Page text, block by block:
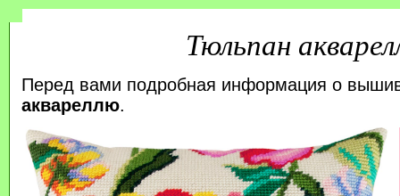
Тюльпан
Перед вами подробная информация о
аквареллю.